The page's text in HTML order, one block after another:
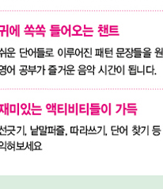
Rectangle?
Things
Farm